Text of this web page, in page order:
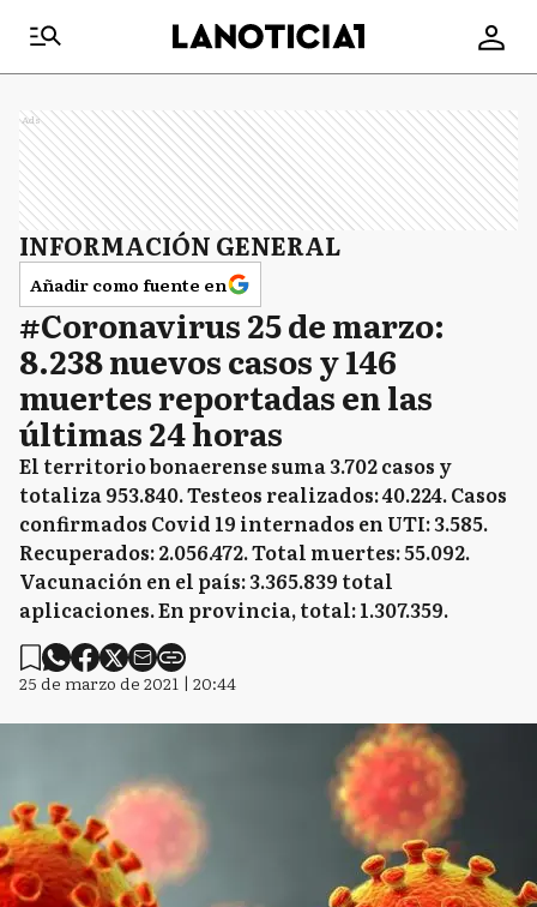
Ads
INFORMACIÓN GENERAL
Añadir como fuente en
#Coronavirus 25 de marzo:
8.238 nuevos casos y 146
muertes reportadas en las
últimas 24 horas
El territorio bonaerense suma 3.702 casos y
totaliza 953.840. Testeos realizados: 40.224. Casos
confirmados Covid 19 internados en UTI: 3.585.
Recuperados: 2.056.472. Total muertes: 55.092.
Vacunación en el país: 3.365.839 total
aplicaciones. En provincia, total: 1.307.359.
25 de marzo de 2021 | 20:44